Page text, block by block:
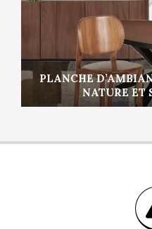
PLANCHE
NATURE ET